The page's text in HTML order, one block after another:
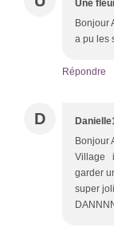
Une
Bonjour
a pu les
Répondre
D
Bonjour
Village
garder
super